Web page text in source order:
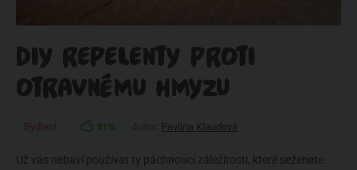
DIY REPELENTY PROTI
OTRAVNÉMU HMYZU
Bydlení 91% Pavlína Klaudová
Už vás nebaví používat ty páchnoucí záležitosti, které seženete